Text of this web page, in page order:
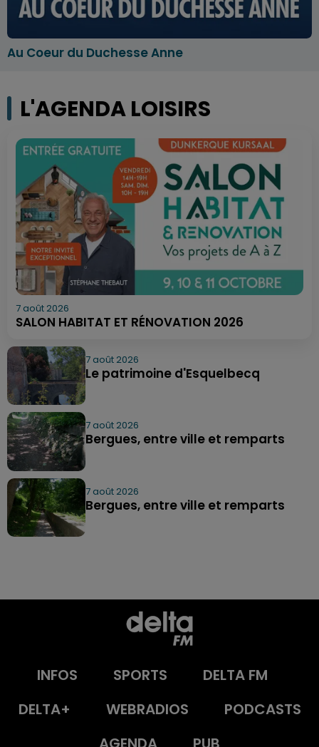
Au Coeur du Duchesse Anne
L'AGENDA LOISIRS
7 août 2026
SALON HABITAT ET RÉNOVATION 2026
7 août 2026
Le patrimoine d'Esquelbecq
7 août 2026
Bergues, entre ville et remparts
7 août 2026
Bergues, entre ville et remparts
INFOS SPORTS
DELTA FM
DELTA+
WEBRADIOS
PODCASTS